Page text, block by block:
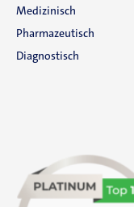
Medizinisch
Pharmazeutisch
Diagnostisch